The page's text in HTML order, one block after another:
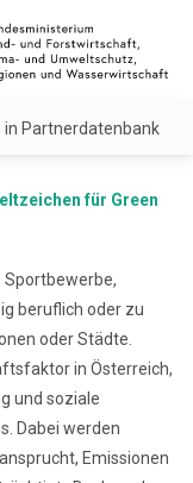
in Partnerdatenbank
für Green
Sportbewerbe,
beruflich oder zu
oder Städte.
in Österreich,
und soziale
Dabei werden
Emissionen